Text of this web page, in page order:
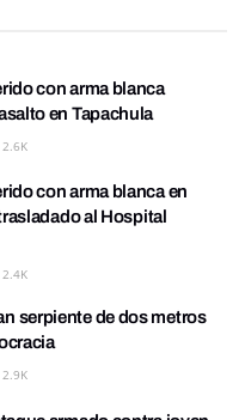
con arma blanca
en Tapachula
2.6K
con arma blanca en
al Hospital
2.4K
serpiente de dos metros
2.9K